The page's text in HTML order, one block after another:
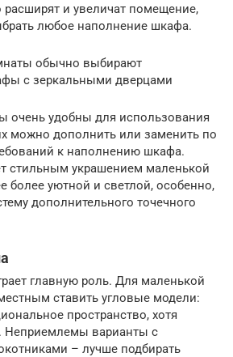
расширят и увеличат помещение,
любое наполнение шкафа.
обычно выбирают
с зеркальными дверцами
очень удобны для использования
можно дополнить или заменить по
к наполнению шкафа.
стильным украшением маленькой
более уютной и светлой, особенно,
дополнительного точечного
главную роль. Для маленькой
ставить угловые модели:
пространство, хотя
Неприемлемы варианты с
– лучше подбирать